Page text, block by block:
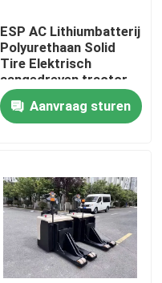
ESP AC Lithiumbatterij
Polyurethaan Solid
Tire Elektrisch
aangedreven tractor
bagage
Aanvraag sturen